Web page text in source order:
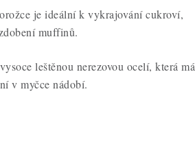
je ideální k vykrajování cukroví,
muffinů.
leštěnou nerezovou ocelí, která má
v myčce nádobí.